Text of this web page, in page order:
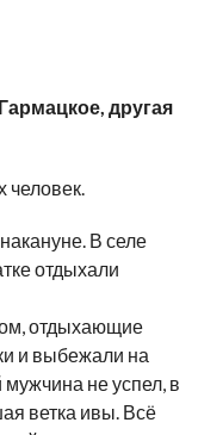
другая
человек
В селе
отдыхали
отдыхающие
и выбежали на
не успел, в
ветка ивы. Всё